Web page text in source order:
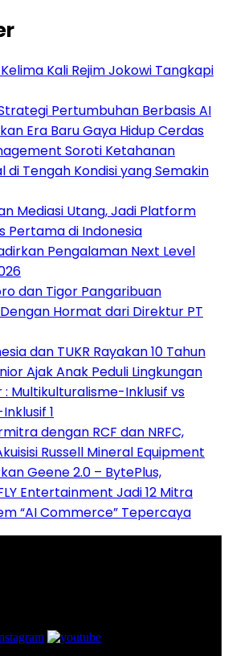
Kali Rejim Jokowi Tangkapi
Pertumbuhan Berbasis AI
Era Baru Gaya Hidup Cerdas
Soroti Ketahanan
di Tengah Kondisi yang Semakin
Mediasi Utang, Jadi Platform
Pertama di Indonesia
Pengalaman Next Level
dan Tigor Pangaribuan
Hormat dari Direktur PT
dan TUKR Rayakan 10 Tahun
Ajak Anak Peduli Lingkungan
: Multikulturalisme-Inklusif vs
1
dengan RCF dan NRFC,
Russell Mineral Equipment
Geene 2.0 – BytePlus,
Entertainment Jadi 12 Mitra
“AI Commerce” Tepercaya